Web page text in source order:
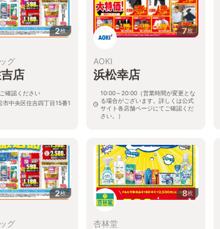
2枚
グ
店
確認ください
市中央区住吉四丁目15番1
7枚
AOKI
浜松幸店
10:00～20:00（営業時間が変更とな
る場合がございます。詳しくは公式
サイト各店舗ページにてご確認くだ
さい。）
2枚
グ
8枚
杏林堂